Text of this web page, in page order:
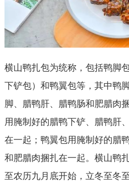
横山鸭扎包为统称，包括鸭脚
下铲包）和鸭翼包等，其中鸭
脚、腊鸭肝、腊鸭肠和肥腊肉
用腌制好的腊鸭下铲、腊鸭肝
在一起；鸭翼包用腌制好的腊
和肥腊肉捆扎在一起。横山鸭
至农历九月底开始，立冬至冬